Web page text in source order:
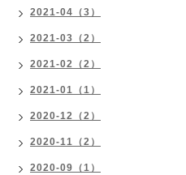
2021-04（3）
2021-03（2）
2021-02（2）
2021-01（1）
2020-12（2）
2020-11（2）
2020-09（1）